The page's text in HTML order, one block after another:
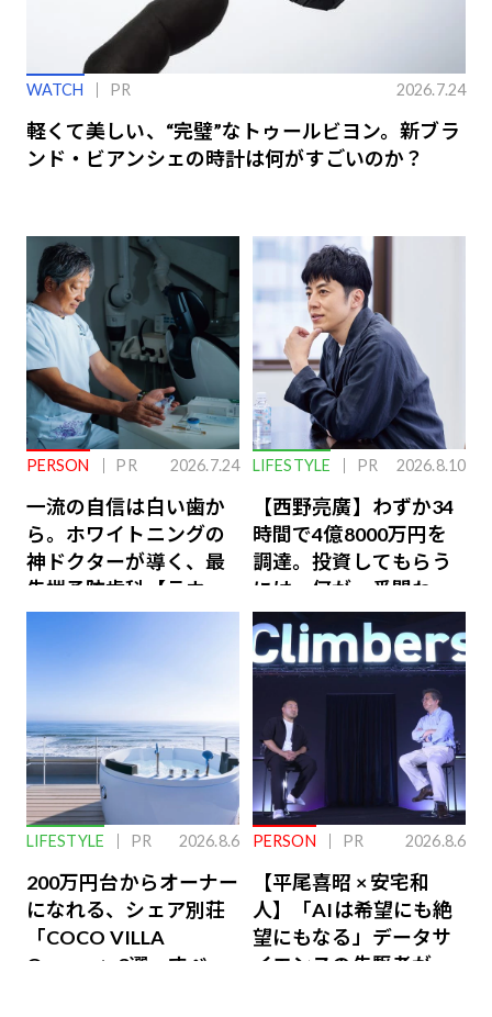
WATCH PR 2026.7.24
軽くて美しい、“完璧”なトゥールビヨン。新ブラ
ンド・ビアンシェの時計は何がすごいのか？
PERSON PR 2026.7.24
一流の自信は白い歯か
ら。ホワイトニングの
神ドクターが導く、最
先端予防歯科【ラウン
ジ会員特典あり】
LIFESTYLE PR 2026.8.10
【西野亮廣】わずか34
時間で4億8000万円を
調達。投資してもらう
には、何が一番問われ
るのか
LIFESTYLE PR 2026.8.6
200万円台からオーナー
になれる、シェア別荘
「COCO VILLA
Owners」3選。すべて
PERSON PR 2026.8.6
【平尾喜昭 × 安宅和
人】「AIは希望にも絶
望にもなる」データサ
イエンスの先駆者が語